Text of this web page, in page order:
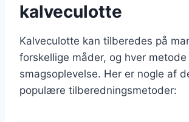
kalveculotte
Kalveculotte kan tilberedes på
forskellige måder, og hver
smagsoplevelse. Her er nogle af
populære tilberedningsmetoder: